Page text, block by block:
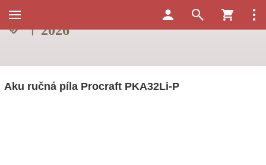
Aku ručná píla Procraft PKA32Li-P